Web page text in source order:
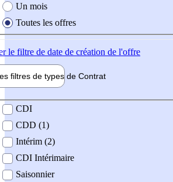
Un mois
Toutes les offres
le filtre de date de création de l'offre
filtres de types de Contrat
contrat
CDI
CDD (1)
Intérim (2)
CDI Intérimaire
Saisonnier